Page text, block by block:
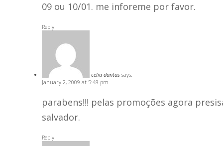
09 ou 10/01. me inforeme por favor.
Reply
celia dantas says:
January 2, 2009 at 5:48 pm
parabens!!! pelas promoções agora
salvador.
Reply